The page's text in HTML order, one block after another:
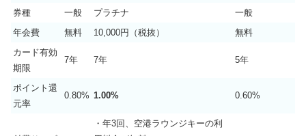
券種
一般 プラチナ
一般
年会費
無料 10,000円（税抜）
無料
カード有効
期限
7年 7年 5年
ポイント還
元率
0.80% 1.00% 0.60%
・年3回、空港ラウンジキーの利